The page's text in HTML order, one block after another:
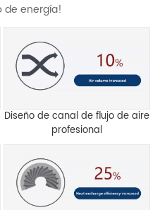
de energía!
Diseño de canal de flujo de aire
profesional